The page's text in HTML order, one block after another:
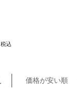
税込
価格が安い順